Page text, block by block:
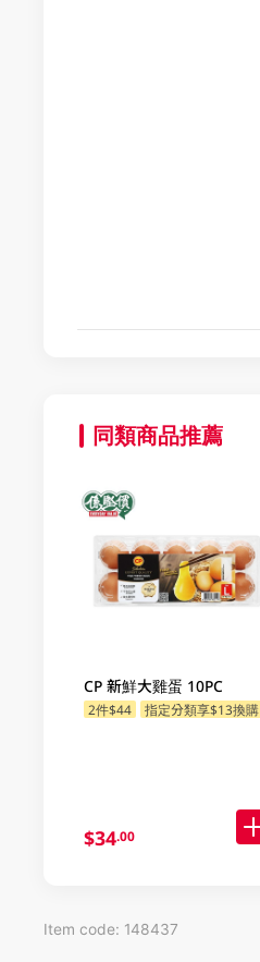
同類商品推薦
CP 新鮮大雞蛋 10PC
2件$44 指定分類享$13換購
$34.00
Item code: 148437